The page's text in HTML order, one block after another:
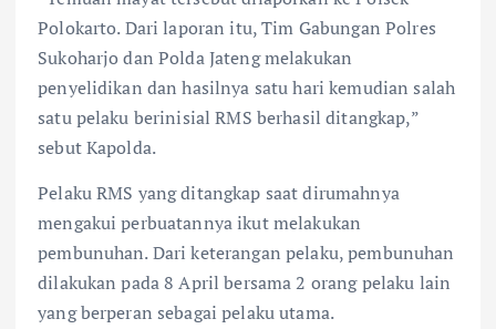
Polokarto. Dari laporan itu, Tim Gabungan Polres
Sukoharjo dan Polda Jateng melakukan
penyelidikan dan hasilnya satu hari kemudian salah
satu pelaku berinisial RMS berhasil ditangkap,”
sebut Kapolda.
Pelaku RMS yang ditangkap saat dirumahnya
mengakui perbuatannya ikut melakukan
pembunuhan. Dari keterangan pelaku, pembunuhan
dilakukan pada 8 April bersama 2 orang pelaku lain
yang berperan sebagai pelaku utama.